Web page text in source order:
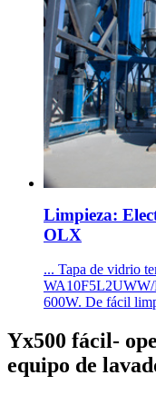
Limpieza:
OLX
... Tapa de vidrio
WA10F5L2UWW/
600W. De fácil
Yx500 fácil-
equipo de